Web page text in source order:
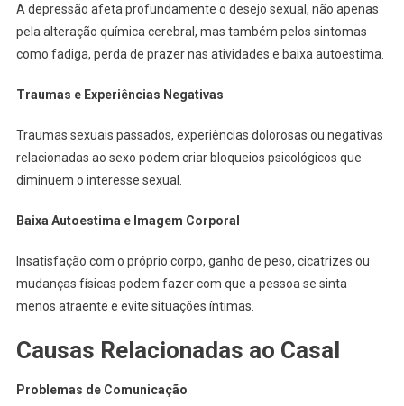
A depressão afeta profundamente o desejo sexual, não apenas
pela alteração química cerebral, mas também pelos sintomas
como fadiga, perda de prazer nas atividades e baixa autoestima.
Traumas e Experiências Negativas
Traumas sexuais passados, experiências dolorosas ou negativas
relacionadas ao sexo podem criar bloqueios psicológicos que
diminuem o interesse sexual.
Baixa Autoestima e Imagem Corporal
Insatisfação com o próprio corpo, ganho de peso, cicatrizes ou
mudanças físicas podem fazer com que a pessoa se sinta
menos atraente e evite situações íntimas.
Causas Relacionadas ao Casal
Problemas de Comunicação